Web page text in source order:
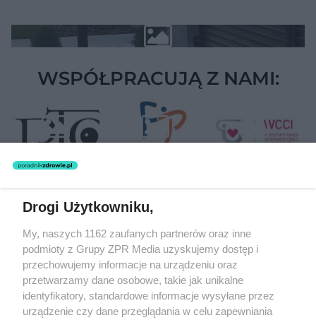
WSPÓŁPRACUJĄ Z NAMI:
Żaden utwór zamieszczony w serwisie nie może być powielany i
rozpowszechniany lub dalej rozpowszechniany w jakikolwiek sposób
(w tym także elektroniczny lub mechaniczny) na jakimkolwiek polu
eksploatacji w jakiejkolwiek formie, włącznie z umieszczaniem w
Internecie bez pisemnej zgody właściciela praw. Jakiekolwiek użycie
lub wykorzystanie utworów w całości lub w części z naruszeniem
prawa, tzn. bez właściwej zgody, jest zabronione pod groźbą kary i
może być ścigane prawnie.
Drogi Użytkowniku,
My, naszych 1162 zaufanych partnerów oraz inne
podmioty z Grupy ZPR Media uzyskujemy dostęp i
przechowujemy informacje na urządzeniu oraz
przetwarzamy dane osobowe, takie jak unikalne
identyfikatory, standardowe informacje wysyłane przez
urządzenie czy dane przeglądania w celu zapewniania